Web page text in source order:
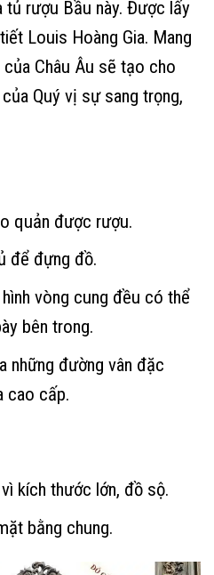
tủ rượu Bầu này. Được lấy
Louis Hoàng Gia. Mang
Châu Âu sẽ tạo cho
Quý vị sự sang trọng,
quản được rượu.
để đựng đồ.
vòng cung đều có thể
bên trong.
những đường vân đặc
cao cấp.
kích thước lớn, đồ sộ.
bằng chung.